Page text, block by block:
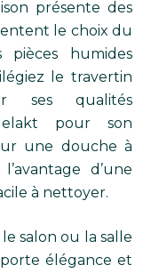
présente des
le choix du
humides
le travertin
ses qualités
pour son
une douche à
d’une
à nettoyer.
salon ou la salle
élégance et